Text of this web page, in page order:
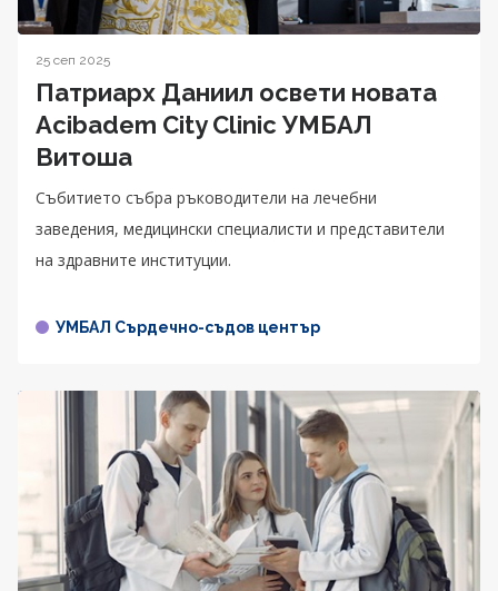
25 сеп 2025
Патриарх Даниил освети новата
Acibadem City Clinic УМБАЛ
Витоша
Събитието събра ръководители на лечебни
заведения, медицински специалисти и представители
на здравните институции.
УМБАЛ Сърдечно-съдов център